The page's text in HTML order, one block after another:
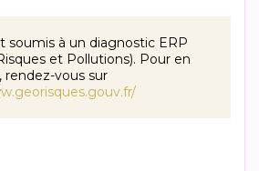
soumis à un diagnostic ERP
et Pollutions). Pour en
rendez-vous sur